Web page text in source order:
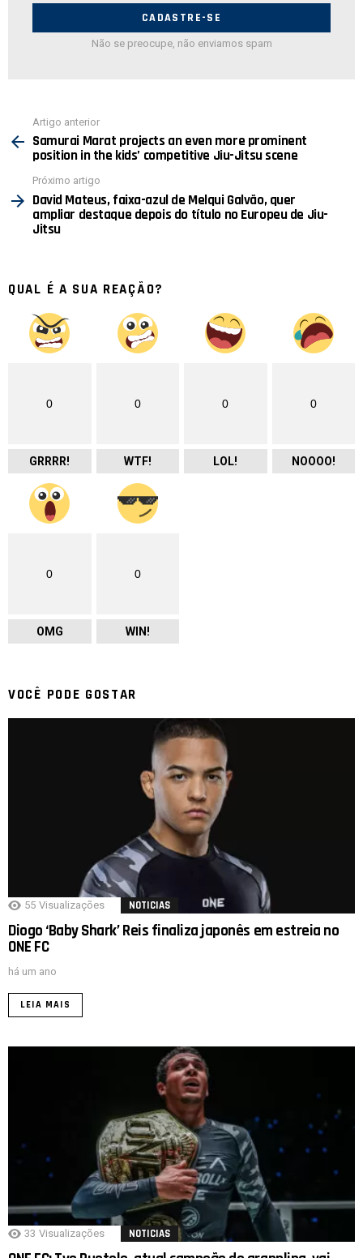
Não se preocupe, não enviamos spam
mais
Artigo anterior
Samurai Marat projects an even more prominent
position in the kids’ competitive Jiu-Jitsu scene
Próximo artigo
David Mateus, faixa-azul de Melqui Galvão, quer
ampliar destaque depois do título no Europeu de Jiu-
Jitsu
QUAL É A SUA REAÇÃO?
0
GRRRR!
0
WTF!
0
LOL!
0
NOOOO!
0
OMG
0
WIN!
VOCÊ PODE GOSTAR
55 Visualizações NOTICIAS
Diogo ‘Baby Shark’ Reis finaliza japonês em estreia no
ONE FC
há um ano
LEIA MAIS
33 Visualizações NOTICIAS